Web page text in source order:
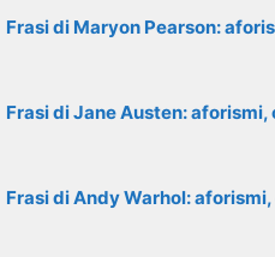
Frasi di Maryon Pearson:
Frasi di Jane Austen:
Frasi di Andy Warhol: